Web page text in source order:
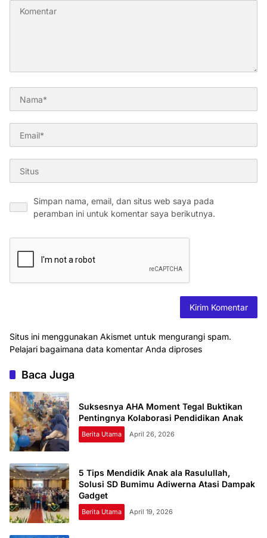
Simpan nama, email, dan situs web saya pada
peramban ini untuk komentar saya berikutnya.
Situs ini menggunakan Akismet untuk mengurangi spam.
Pelajari bagaimana data komentar Anda diproses
Baca Juga
Suksesnya AHA Moment Tegal Buktikan
Pentingnya Kolaborasi Pendidikan Anak
Berita Utama April 26, 2026
5 Tips Mendidik Anak ala Rasulullah,
Solusi SD Bumimu Adiwerna Atasi Dampak
Gadget
Berita Utama April 19, 2026